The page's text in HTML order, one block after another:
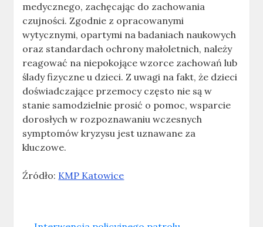
medycznego, zachęcając do zachowania
czujności. Zgodnie z opracowanymi
wytycznymi, opartymi na badaniach naukowych
oraz standardach ochrony małoletnich, należy
reagować na niepokojące wzorce zachowań lub
ślady fizyczne u dzieci. Z uwagi na fakt, że dzieci
doświadczające przemocy często nie są w
stanie samodzielnie prosić o pomoc, wsparcie
dorosłych w rozpoznawaniu wczesnych
symptomów kryzysu jest uznawane za
kluczowe.
Źródło: KMP Katowice